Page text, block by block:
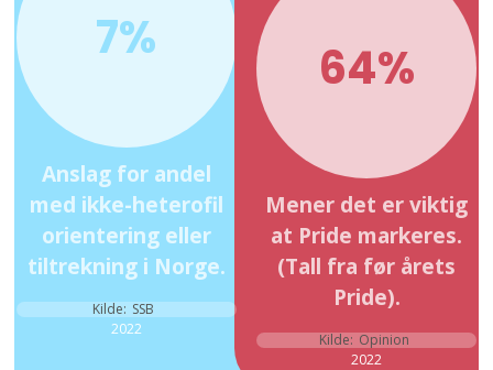
7%
Anslag for andel
med ikke-heterofil
orientering eller
tiltrekning i Norge.
Kilde: SSB
2022
64%
Mener det er viktig
at Pride markeres.
(Tall fra før årets
Pride).
Kilde: Opinion
2022